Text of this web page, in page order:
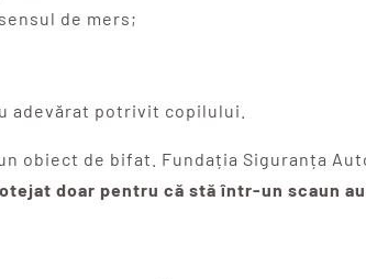
de mers;
adevărat potrivit copilului.
obiect de bifat. Fundația Siguranța
doar pentru că stă într-un scaun